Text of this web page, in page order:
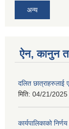
अन्य
ऐन, कानुन
दलित छात्राहरुलाई
मिति: 04/21/
कार्यपालिकाको